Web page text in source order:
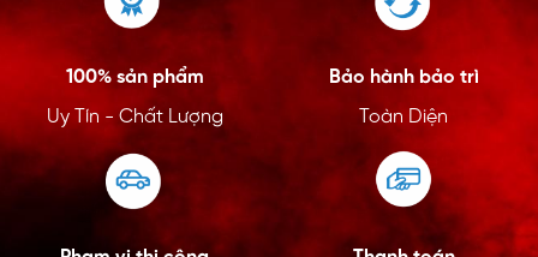
100% sản phẩm
Uy Tín - Chất Lượng
Bảo hành bảo trì
Toàn Diện